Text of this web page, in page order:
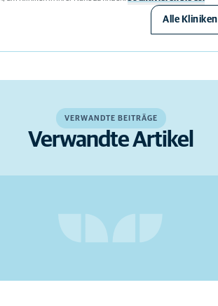
Alle Kliniken
VERWANDTE BEITRÄGE
Verwandte Artikel